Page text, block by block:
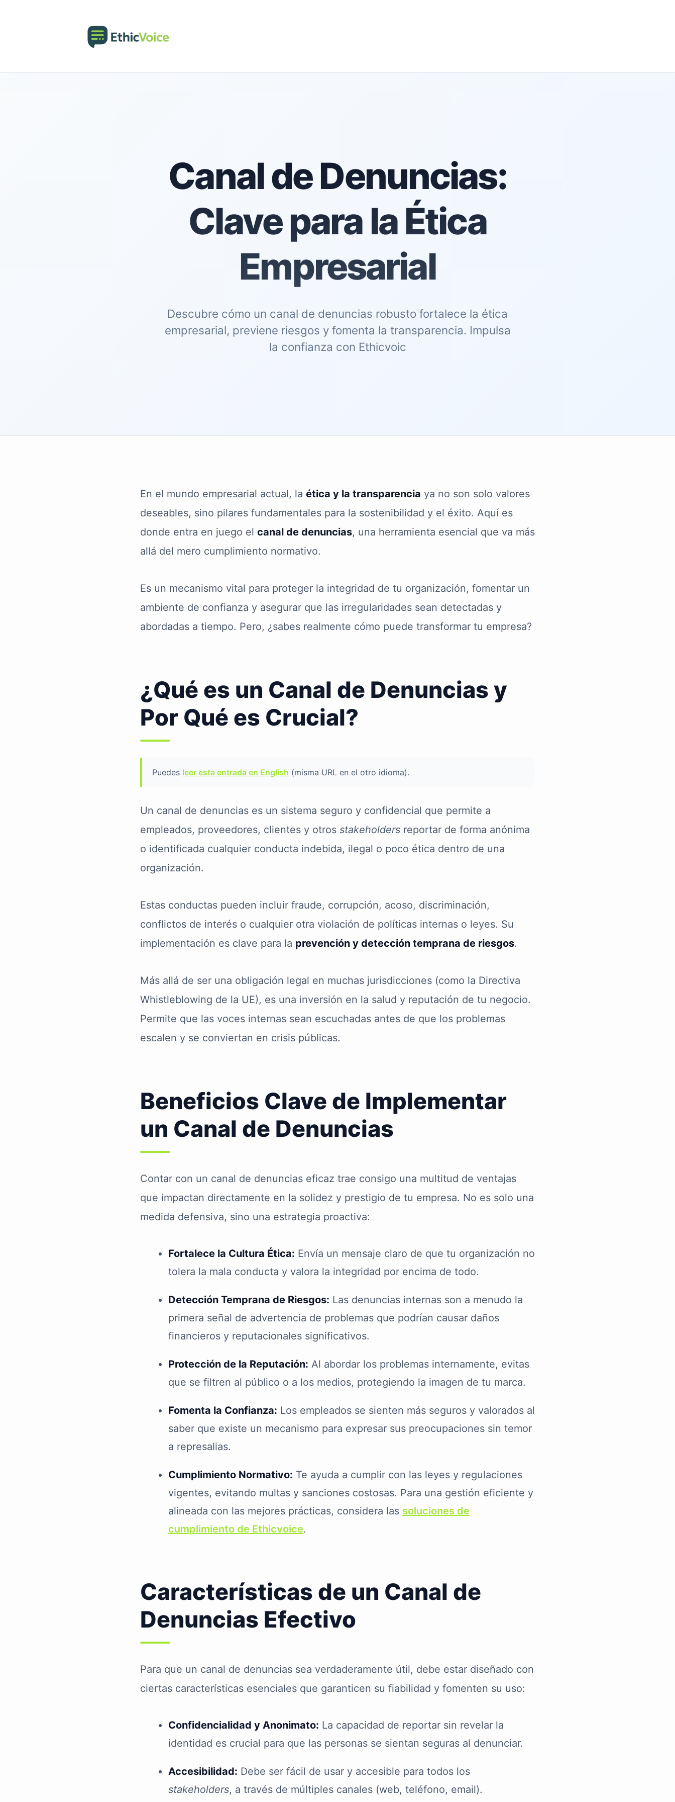
Canal de Denuncias:
Clave para la Ética
Empresarial
Descubre cómo un canal de denuncias robusto fortalece la ética
empresarial, previene riesgos y fomenta la transparencia. Impulsa
la confianza con Ethicvoic
En el mundo empresarial actual, la ética y la transparencia ya no son solo valores
deseables, sino pilares fundamentales para la sostenibilidad y el éxito. Aquí es
donde entra en juego el canal de denuncias, una herramienta esencial que va más
allá del mero cumplimiento normativo.
Es un mecanismo vital para proteger la integridad de tu organización, fomentar un
ambiente de confianza y asegurar que las irregularidades sean detectadas y
abordadas a tiempo. Pero, ¿sabes realmente cómo puede transformar tu empresa?
¿Qué es un Canal de Denuncias y
Por Qué es Crucial?
Puedes leer esta entrada en English (misma URL en el otro idioma).
Un canal de denuncias es un sistema seguro y confidencial que permite a
empleados, proveedores, clientes y otros stakeholders reportar de forma anónima
o identificada cualquier conducta indebida, ilegal o poco ética dentro de una
organización.
Estas conductas pueden incluir fraude, corrupción, acoso, discriminación,
conflictos de interés o cualquier otra violación de políticas internas o leyes. Su
implementación es clave para la prevención y detección temprana de riesgos.
Más allá de ser una obligación legal en muchas jurisdicciones (como la Directiva
Whistleblowing de la UE), es una inversión en la salud y reputación de tu negocio.
Permite que las voces internas sean escuchadas antes de que los problemas
escalen y se conviertan en crisis públicas.
Beneficios Clave de Implementar
un Canal de Denuncias
Contar con un canal de denuncias eficaz trae consigo una multitud de ventajas
que impactan directamente en la solidez y prestigio de tu empresa. No es solo una
medida defensiva, sino una estrategia proactiva:
Fortalece la Cultura Ética: Envía un mensaje claro de que tu organización no
tolera la mala conducta y valora la integridad por encima de todo.
Detección Temprana de Riesgos: Las denuncias internas son a menudo la
primera señal de advertencia de problemas que podrían causar daños
financieros y reputacionales significativos.
Protección de la Reputación: Al abordar los problemas internamente, evitas
que se filtren al público o a los medios, protegiendo la imagen de tu marca.
Fomenta la Confianza: Los empleados se sienten más seguros y valorados al
saber que existe un mecanismo para expresar sus preocupaciones sin temor
a represalias.
Cumplimiento Normativo: Te ayuda a cumplir con las leyes y regulaciones
vigentes, evitando multas y sanciones costosas. Para una gestión eficiente y
alineada con las mejores prácticas, considera las soluciones de
cumplimiento de Ethicvoice.
Características de un Canal de
Denuncias Efectivo
Para que un canal de denuncias sea verdaderamente útil, debe estar diseñado con
ciertas características esenciales que garanticen su fiabilidad y fomenten su uso:
Confidencialidad y Anonimato: La capacidad de reportar sin revelar la
identidad es crucial para que las personas se sientan seguras al denunciar.
Accesibilidad: Debe ser fácil de usar y accesible para todos los
stakeholders, a través de múltiples canales (web, teléfono, email).